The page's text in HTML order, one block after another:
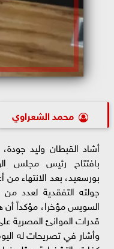
محمد الشعراوي
أشاد القبطان وليد
بافتتاح رئيس مجلس
بورسعيد، بعد الانتهاء من
جولته التفقدية لعدد
السويس مؤخرا، مؤكداً أن
قدرات الموانئ المصرية
وأشار في تصريحات له